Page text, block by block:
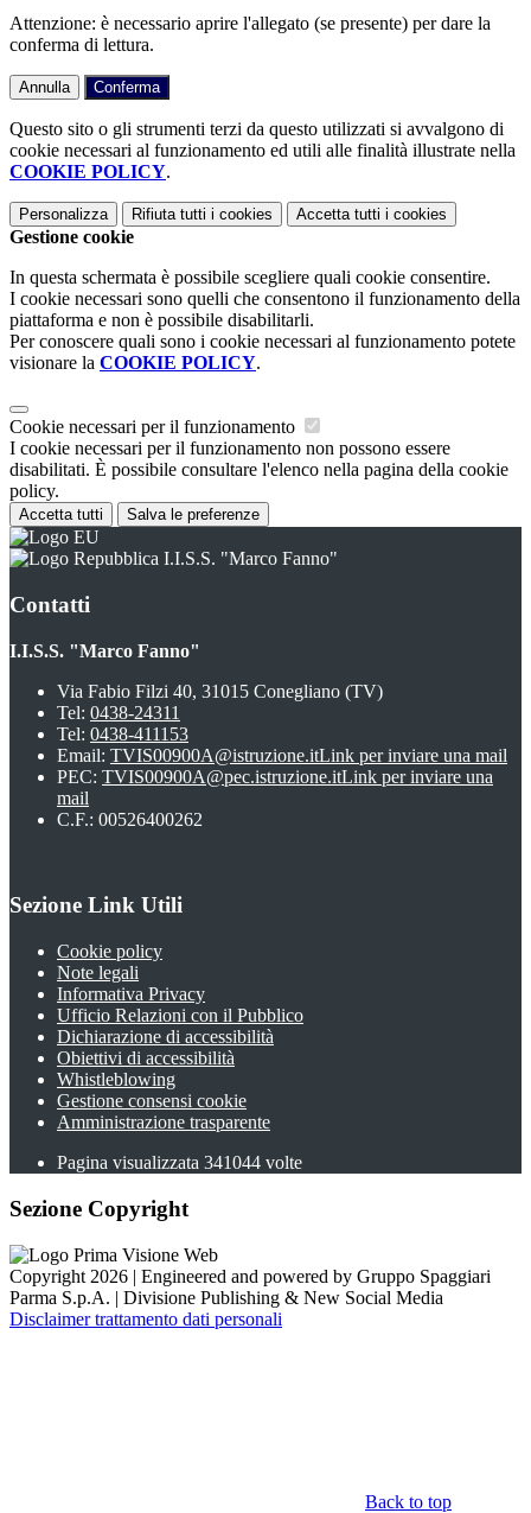
Attenzione: è necessario aprire l'allegato (se presente) per dare la
conferma di lettura.
Annulla Conferma
Questo sito o gli strumenti terzi da questo utilizzati si avvalgono di
cookie necessari al funzionamento ed utili alle finalità illustrate nella
COOKIE POLICY.
Personalizza Rifiuta tutti i cookies Accetta tutti i cookies
Gestione cookie
In questa schermata è possibile scegliere quali cookie consentire.
I cookie necessari sono quelli che consentono il funzionamento della
piattaforma e non è possibile disabilitarli.
Per conoscere quali sono i cookie necessari al funzionamento potete
visionare la COOKIE POLICY.
Cookie necessari per il funzionamento
I cookie necessari per il funzionamento non possono essere
disabilitati. È possibile consultare l'elenco nella pagina della cookie
policy.
Accetta tutti Salva le preferenze
I.I.S.S. "Marco Fanno"
Contatti
I.I.S.S. "Marco Fanno"
Via Fabio Filzi 40, 31015 Conegliano (TV)
Tel: 0438-24311
Tel: 0438-411153
Email: TVIS00900A@istruzione.itLink per inviare una mail
PEC: TVIS00900A@pec.istruzione.itLink per inviare una
mail
C.F.: 00526400262
Sezione Link Utili
Cookie policy
Note legali
Informativa Privacy
Ufficio Relazioni con il Pubblico
Dichiarazione di accessibilità
Obiettivi di accessibilità
Whistleblowing
Gestione consensi cookie
Amministrazione trasparente
Pagina visualizzata 341044 volte
Sezione Copyright
Copyright 2026 | Engineered and powered by Gruppo Spaggiari
Parma S.p.A. | Divisione Publishing & New Social Media
Disclaimer trattamento dati personali
Back to top